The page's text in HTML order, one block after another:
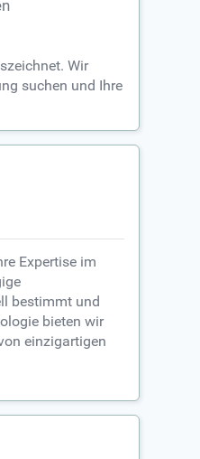
Wir
suchen und Ihre
Expertise im
bestimmt und
bieten wir
einzigartigen